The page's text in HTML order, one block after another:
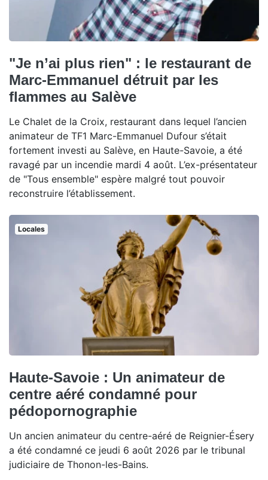
"Je n’ai plus rien" : le restaurant de
Marc-Emmanuel détruit par les
flammes au Salève
Le Chalet de la Croix, restaurant dans lequel l’ancien
animateur de TF1 Marc-Emmanuel Dufour s’était
fortement investi au Salève, en Haute-Savoie, a été
ravagé par un incendie mardi 4 août. L’ex-présentateur
de "Tous ensemble" espère malgré tout pouvoir
reconstruire l’établissement.
Locales
Haute-Savoie : Un animateur de
centre aéré condamné pour
pédopornographie
Un ancien animateur du centre-aéré de Reignier-Ésery
a été condamné ce jeudi 6 août 2026 par le tribunal
judiciaire de Thonon-les-Bains.